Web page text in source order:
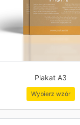
Plakat A3
Wybierz wzór